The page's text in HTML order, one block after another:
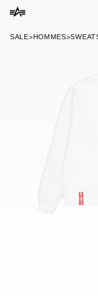
principal
SALE>HOMMES>